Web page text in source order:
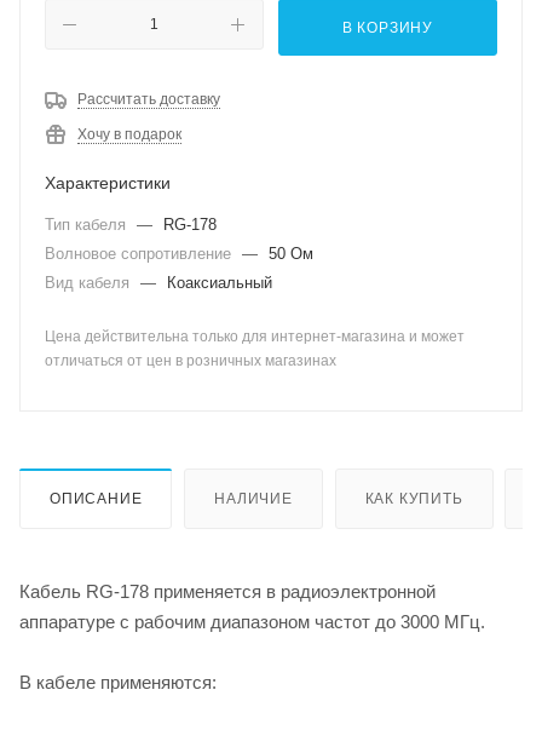
В КОРЗИНУ
Рассчитать доставку
Хочу в подарок
Характеристики
Тип кабеля —
RG-178
Волновое сопротивление — 50 Ом
Вид кабеля
— Коаксиальный
Цена действительна только для интернет-магазина и может
отличаться от цен в розничных магазинах
ОПИСАНИЕ НАЛИЧИЕ КАК КУПИТЬ
Кабель RG-178 применяется в радиоэлектронной
аппаратуре с рабочим диапазоном частот до 3000 МГц.
В кабеле применяются: